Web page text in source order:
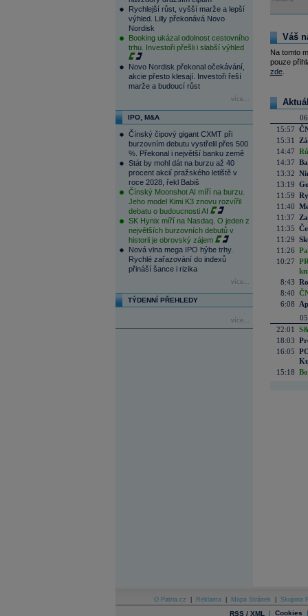
Rychlejší růst, vyšší marže a lepší
výhled. Lilly překonává Novo
Nordisk
Booking ukázal odolnost cestovního
trhu. Investoři přešli i slabší výhled
Novo Nordisk překonal očekávání,
akcie přesto klesají. Investoři řeší
marže a budoucí růst
více...
IPO, M&A
Čínský čipový gigant CXMT při
burzovním debutu vystřelil přes 500
%. Překonal i největší banku země
Stát by mohl dát na burzu až 40
procent akcií pražského letiště v
roce 2028, řekl Babiš
Čínský Moonshot AI míří na burzu.
Jeho model Kimi K3 znovu rozvířil
debatu o budoucnosti AI
SK Hynix míří na Nasdaq. O jeden z
největších burzovních debutů v
historii je obrovský zájem
Nová vlna mega IPO hýbe trhy.
Rychlé zařazování do indexů
přináší šance i rizika
více...
TÝDENNÍ PŘEHLEDY
více...
Váš
Na tomto
pouze
zde.
15:57
15:31
14:47
14:37
13:32
13:19
11:59
11:40
11:37
11:35
11:29
11:26
10:27
8:43
8:40
6:08
22:01
18:03
16:05
15:18
O Patria.cz Reklama Mapa Stránek Skupina
RSS / XML | Cookies |